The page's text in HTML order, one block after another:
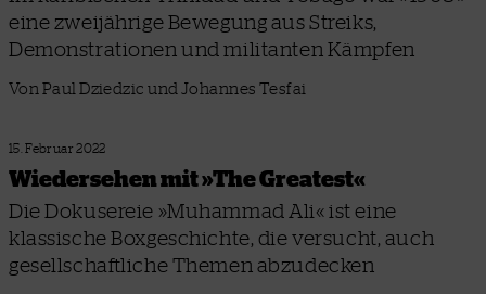
eine zweijährige Bewegung aus Streiks,
Demonstrationen und militanten Kämpfen
Von Paul Dziedzic und Johannes Tesfai
15. Februar 2022
Wiedersehen mit »The Greatest«
Die Dokusereie »Muhammad Ali« ist eine
klassische Boxgeschichte, die versucht, auch
gesellschaftliche Themen abzudecken